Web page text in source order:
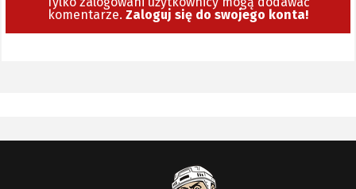
komentarze. Zaloguj się do swojego konta!